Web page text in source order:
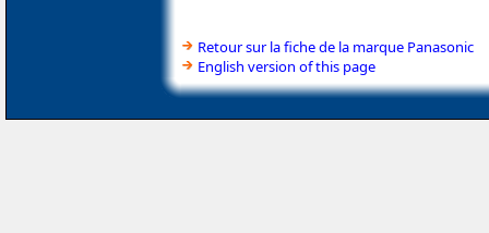
Retour sur la fiche de la marque Panasonic
English version of this page